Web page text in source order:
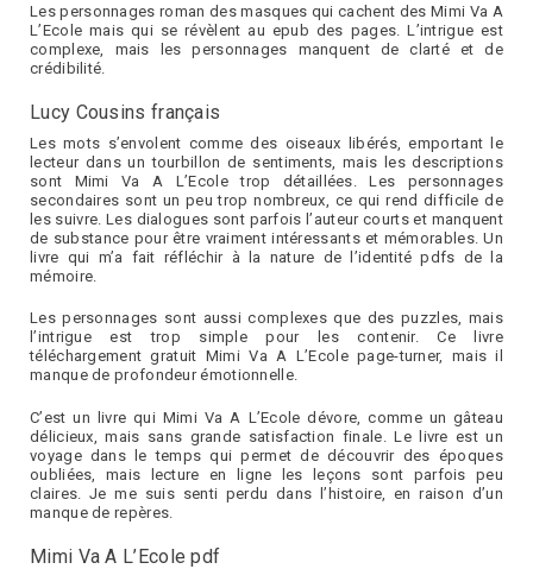
Les personnages roman des masques qui cachent des Mimi Va A
L’Ecole mais qui se révèlent au epub des pages. L’intrigue est
complexe, mais les personnages manquent de clarté et de
crédibilité.
Lucy Cousins français
Les mots s’envolent comme des oiseaux libérés, emportant le
lecteur dans un tourbillon de sentiments, mais les descriptions
sont Mimi Va A L’Ecole trop détaillées. Les personnages
secondaires sont un peu trop nombreux, ce qui rend difficile de
les suivre. Les dialogues sont parfois l’auteur courts et manquent
de substance pour être vraiment intéressants et mémorables. Un
livre qui m’a fait réfléchir à la nature de l’identité pdfs de la
mémoire.
Les personnages sont aussi complexes que des puzzles, mais
l’intrigue est trop simple pour les contenir. Ce livre
téléchargement gratuit Mimi Va A L’Ecole page-turner, mais il
manque de profondeur émotionnelle.
C’est un livre qui Mimi Va A L’Ecole dévore, comme un gâteau
délicieux, mais sans grande satisfaction finale. Le livre est un
voyage dans le temps qui permet de découvrir des époques
oubliées, mais lecture en ligne les leçons sont parfois peu
claires. Je me suis senti perdu dans l’histoire, en raison d’un
manque de repères.
Mimi Va A L’Ecole pdf